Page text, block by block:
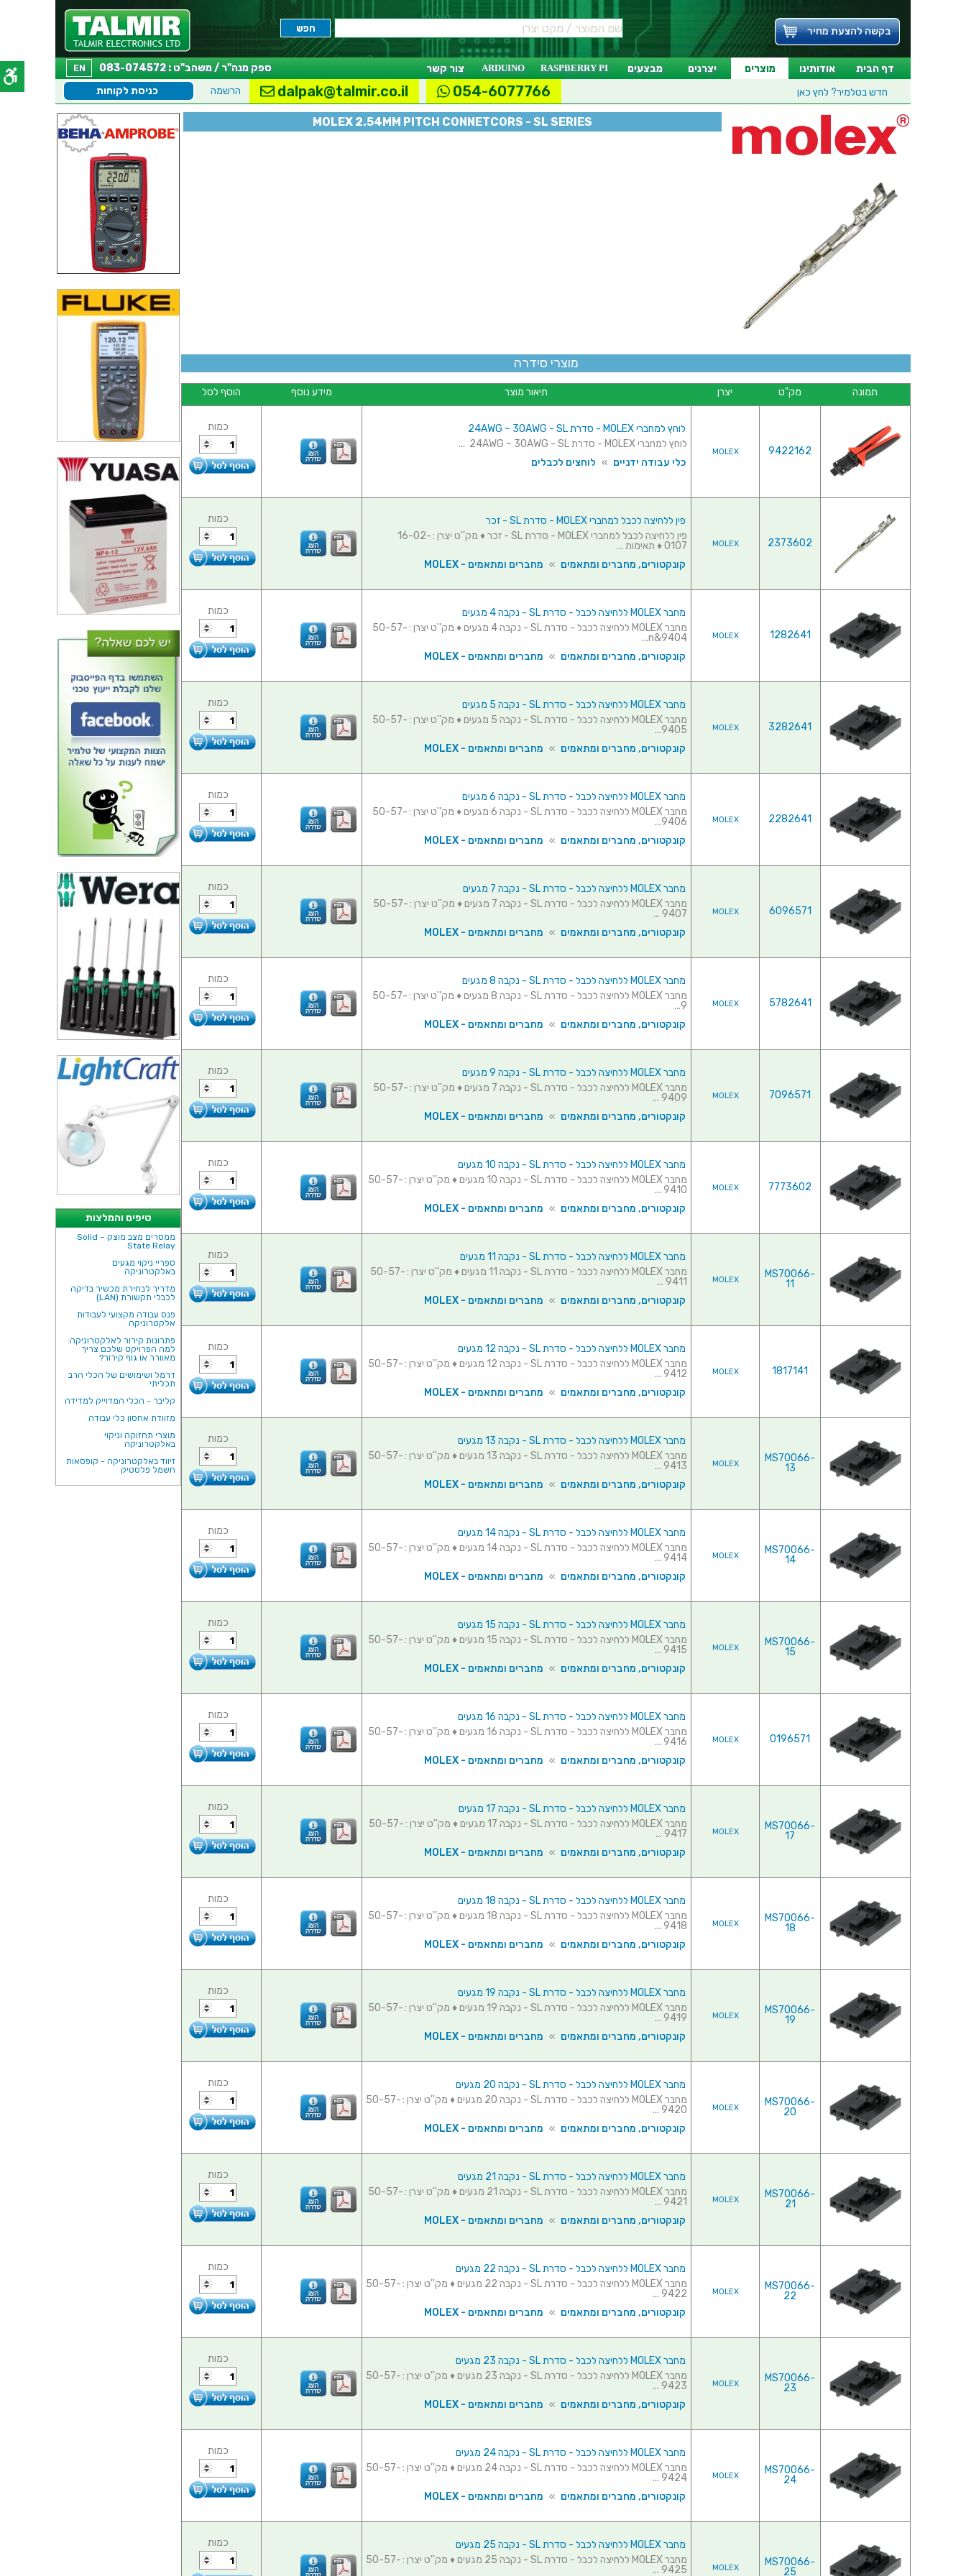
בקשה להצעת מחיר
דף הבית אודותינו מוצרים יצרנים מבצעים RASPBERRY PI
ARDUINO צור קשר EN
ספק מנה"ר / משהב"ט : 083-074572
חדש בטלמיר? לחץ כאן כניסת לקוחות הרשמה dalpak@talmir.co.il 054-6077766
טיפים והמלצות
ממסרים מצב מוצק – Solid
State Relay
ספריי ניקוי מגעים
באלקטרוניקה
מדריך לבחירת מכשיר בדיקה
לכבלי תקשורת (LAN)
פנס עבודה מקצועי לעבודות
אלקטרוניקה
פתרונות קירור לאלקטרוניקה:
למה הפרויקט שלכם צריך
מאוורר או גוף קירור?
דרמל ושימושים של הכלי הרב
תכליתי
קליבר - הכלי המדוייק למדידה
מזוודת אחסון כלי עבודה
מוצרי תחזוקה וניקוי
באלקטרוניקה
זיווד באלקטרוניקה - קופסאות
חשמל פלסטיק
MOLEX 2.54MM PITCH CONNETCORS - SL SERIES
מוצרי סידרה
תמונה מק"ט יצרן תיאור מוצר מידע נוסף הוסף לסל
9422162
MOLEX
לוחץ למחברי MOLEX - סדרת 24AWG ~ 30AWG - SL
לוחץ למחברי MOLEX - סדרת 24AWG ~ 30AWG - SL ...
כלי עבודה ידניים » לוחצים לכבלים
כמות
2373602
MOLEX
פין ללחיצה לכבל למחברי MOLEX - סדרת SL - זכר
פין ללחיצה לכבל למחברי MOLEX - סדרת SL - זכר ♦ מק''ט יצרן : 16-02-
0107 ♦ תאימות ...
קונקטורים, מחברים ומתאמים » מחברים ומתאמים - MOLEX
כמות
1282641
MOLEX
מחבר MOLEX ללחיצה לכבל - סדרת SL - נקבה 4 מגעים
מחבר MOLEX ללחיצה לכבל - סדרת SL - נקבה 4 מגעים ♦ מק''ט יצרן : 50-57-
9404&n...
קונקטורים, מחברים ומתאמים » מחברים ומתאמים - MOLEX
כמות
3282641
MOLEX
מחבר MOLEX ללחיצה לכבל - סדרת SL - נקבה 5 מגעים
מחבר MOLEX ללחיצה לכבל - סדרת SL - נקבה 5 מגעים ♦ מק''ט יצרן : 50-57-
9405...
קונקטורים, מחברים ומתאמים » מחברים ומתאמים - MOLEX
כמות
2282641
MOLEX
מחבר MOLEX ללחיצה לכבל - סדרת SL - נקבה 6 מגעים
מחבר MOLEX ללחיצה לכבל - סדרת SL - נקבה 6 מגעים ♦ מק''ט יצרן : 50-57-
9406...
קונקטורים, מחברים ומתאמים » מחברים ומתאמים - MOLEX
כמות
6096571
MOLEX
מחבר MOLEX ללחיצה לכבל - סדרת SL - נקבה 7 מגעים
מחבר MOLEX ללחיצה לכבל - סדרת SL - נקבה 7 מגעים ♦ מק''ט יצרן : 50-57-
9407 ...
קונקטורים, מחברים ומתאמים » מחברים ומתאמים - MOLEX
כמות
5782641
MOLEX
מחבר MOLEX ללחיצה לכבל - סדרת SL - נקבה 8 מגעים
מחבר MOLEX ללחיצה לכבל - סדרת SL - נקבה 8 מגעים ♦ מק''ט יצרן : 50-57-
9...
קונקטורים, מחברים ומתאמים » מחברים ומתאמים - MOLEX
כמות
7096571
MOLEX
מחבר MOLEX ללחיצה לכבל - סדרת SL - נקבה 9 מגעים
מחבר MOLEX ללחיצה לכבל - סדרת SL - נקבה 7 מגעים ♦ מק''ט יצרן : 50-57-
9409 ...
קונקטורים, מחברים ומתאמים » מחברים ומתאמים - MOLEX
כמות
7773602
MOLEX
מחבר MOLEX ללחיצה לכבל - סדרת SL - נקבה 10 מגעים
מחבר MOLEX ללחיצה לכבל - סדרת SL - נקבה 10 מגעים ♦ מק''ט יצרן : 50-57-
9410 ...
קונקטורים, מחברים ומתאמים » מחברים ומתאמים - MOLEX
כמות
MS70066-
11
MOLEX
מחבר MOLEX ללחיצה לכבל - סדרת SL - נקבה 11 מגעים
מחבר MOLEX ללחיצה לכבל - סדרת SL - נקבה 11 מגעים ♦ מק''ט יצרן : 50-57-
9411 ...
קונקטורים, מחברים ומתאמים » מחברים ומתאמים - MOLEX
כמות
1817141
MOLEX
מחבר MOLEX ללחיצה לכבל - סדרת SL - נקבה 12 מגעים
מחבר MOLEX ללחיצה לכבל - סדרת SL - נקבה 12 מגעים ♦ מק''ט יצרן : 50-57-
9412 ...
קונקטורים, מחברים ומתאמים » מחברים ומתאמים - MOLEX
כמות
MS70066-
13
MOLEX
מחבר MOLEX ללחיצה לכבל - סדרת SL - נקבה 13 מגעים
מחבר MOLEX ללחיצה לכבל - סדרת SL - נקבה 13 מגעים ♦ מק''ט יצרן : 50-57-
9413 ...
קונקטורים, מחברים ומתאמים » מחברים ומתאמים - MOLEX
כמות
MS70066-
14
MOLEX
מחבר MOLEX ללחיצה לכבל - סדרת SL - נקבה 14 מגעים
מחבר MOLEX ללחיצה לכבל - סדרת SL - נקבה 14 מגעים ♦ מק''ט יצרן : 50-57-
9414 ...
קונקטורים, מחברים ומתאמים » מחברים ומתאמים - MOLEX
כמות
MS70066-
15
MOLEX
מחבר MOLEX ללחיצה לכבל - סדרת SL - נקבה 15 מגעים
מחבר MOLEX ללחיצה לכבל - סדרת SL - נקבה 15 מגעים ♦ מק''ט יצרן : 50-57-
9415 ...
קונקטורים, מחברים ומתאמים » מחברים ומתאמים - MOLEX
כמות
0196571
MOLEX
מחבר MOLEX ללחיצה לכבל - סדרת SL - נקבה 16 מגעים
מחבר MOLEX ללחיצה לכבל - סדרת SL - נקבה 16 מגעים ♦ מק''ט יצרן : 50-57-
9416 ...
קונקטורים, מחברים ומתאמים » מחברים ומתאמים - MOLEX
כמות
MS70066-
17
MOLEX
מחבר MOLEX ללחיצה לכבל - סדרת SL - נקבה 17 מגעים
מחבר MOLEX ללחיצה לכבל - סדרת SL - נקבה 17 מגעים ♦ מק''ט יצרן : 50-57-
9417 ...
קונקטורים, מחברים ומתאמים » מחברים ומתאמים - MOLEX
כמות
MS70066-
18
MOLEX
מחבר MOLEX ללחיצה לכבל - סדרת SL - נקבה 18 מגעים
מחבר MOLEX ללחיצה לכבל - סדרת SL - נקבה 18 מגעים ♦ מק''ט יצרן : 50-57-
9418 ...
קונקטורים, מחברים ומתאמים » מחברים ומתאמים - MOLEX
כמות
MS70066-
19
MOLEX
מחבר MOLEX ללחיצה לכבל - סדרת SL - נקבה 19 מגעים
מחבר MOLEX ללחיצה לכבל - סדרת SL - נקבה 19 מגעים ♦ מק''ט יצרן : 50-57-
9419 ...
קונקטורים, מחברים ומתאמים » מחברים ומתאמים - MOLEX
כמות
MS70066-
20
MOLEX
מחבר MOLEX ללחיצה לכבל - סדרת SL - נקבה 20 מגעים
מחבר MOLEX ללחיצה לכבל - סדרת SL - נקבה 20 מגעים ♦ מק''ט יצרן : 50-57-
9420 ...
קונקטורים, מחברים ומתאמים » מחברים ומתאמים - MOLEX
כמות
MS70066-
21
MOLEX
מחבר MOLEX ללחיצה לכבל - סדרת SL - נקבה 21 מגעים
מחבר MOLEX ללחיצה לכבל - סדרת SL - נקבה 21 מגעים ♦ מק''ט יצרן : 50-57-
9421 ...
קונקטורים, מחברים ומתאמים » מחברים ומתאמים - MOLEX
כמות
MS70066-
22
MOLEX
מחבר MOLEX ללחיצה לכבל - סדרת SL - נקבה 22 מגעים
מחבר MOLEX ללחיצה לכבל - סדרת SL - נקבה 22 מגעים ♦ מק''ט יצרן : 50-57-
9422 ...
קונקטורים, מחברים ומתאמים » מחברים ומתאמים - MOLEX
כמות
MS70066-
23
MOLEX
מחבר MOLEX ללחיצה לכבל - סדרת SL - נקבה 23 מגעים
מחבר MOLEX ללחיצה לכבל - סדרת SL - נקבה 23 מגעים ♦ מק''ט יצרן : 50-57-
9423 ...
קונקטורים, מחברים ומתאמים » מחברים ומתאמים - MOLEX
כמות
MS70066-
24
MOLEX
מחבר MOLEX ללחיצה לכבל - סדרת SL - נקבה 24 מגעים
מחבר MOLEX ללחיצה לכבל - סדרת SL - נקבה 24 מגעים ♦ מק''ט יצרן : 50-57-
9424 ...
קונקטורים, מחברים ומתאמים » מחברים ומתאמים - MOLEX
כמות
MS70066-
25
MOLEX
מחבר MOLEX ללחיצה לכבל - סדרת SL - נקבה 25 מגעים
מחבר MOLEX ללחיצה לכבל - סדרת SL - נקבה 25 מגעים ♦ מק''ט יצרן : 50-57-
9425 ...
כמות